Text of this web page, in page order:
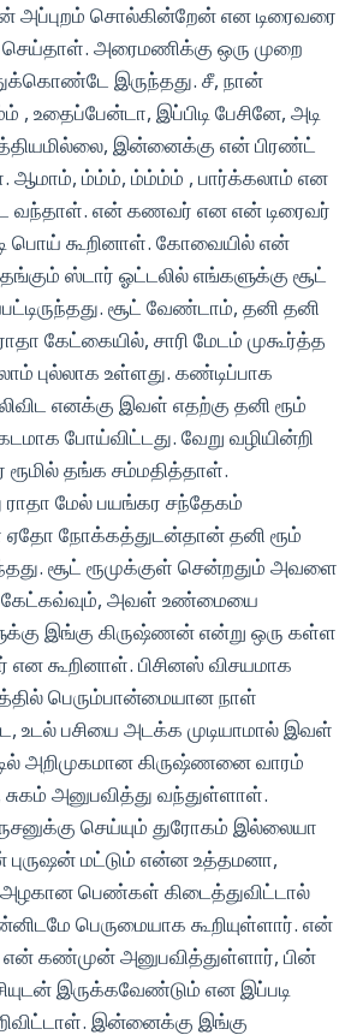
அப்புறம் சொல்கின்றேன் என டிரைவரை
அரைமணிக்கு ஒரு முறை
இருந்தது. சீ, நான்
உதைப்பேன்டா, இப்பிடி பேசினே, அடி
இன்னைக்கு என் பிரண்ட்
ஆமாம், ம்ம்ம், ம்ம்ம்ம் , பார்க்கலாம் என
என் கணவர் என என் டிரைவர்
பொய் கூறினாள். கோவையில் என்
ஸ்டார் ஓட்டலில் எங்களுக்கு சூட்
சூட் வேண்டாம், தனி தனி
கேட்கையில், சாரி மேடம் முகூர்த்த
புல்லாக உள்ளது. கண்டிப்பாக
எனக்கு இவள் எதற்கு தனி ரூம்
போய்விட்டது. வேறு வழியின்றி
தங்க சம்மதித்தாள்.
மேல் பயங்கர சந்தேகம்
ஏதோ நோக்கத்துடன்தான் தனி ரூம்
சூட் ரூமுக்குள் சென்றதும் அவளை
கேட்கவ்வும், அவள் உண்மையை
இங்கு கிருஷ்ணன் என்று ஒரு கள்ள
என கூறினாள். பிசினஸ் விசயமாக
பெரும்பான்மையான நாள்
உடல் பசியை அடக்க முடியாமால் இவள்
அறிமுகமான கிருஷ்ணனை வாரம்
சுகம் அனுபவித்து வந்துள்ளாள்.
செய்யும் துரோகம் இல்லையா
மட்டும் என்ன உத்தமனா,
பெண்கள் கிடைத்துவிட்டால்
பெருமையாக கூறியுள்ளார். என்
கண்முன் அனுபவித்துள்ளார், பின்
இருக்கவேண்டும் என இப்படி
இன்னைக்கு இங்கு